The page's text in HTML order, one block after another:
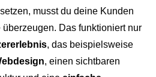
musst du deine Kunden
Das funktioniert nur
, das beispielsweise
, einen sichtbaren